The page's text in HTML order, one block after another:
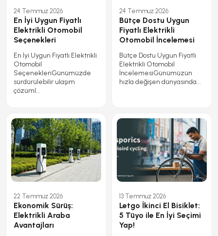
24 Temmuz 2026
En İyi Uygun Fiyatlı
Elektrikli Otomobil
Seçenekleri
En İyi Uygun Fiyatlı Elektrikli
Otomobil
SeçenekleriGünümüzde
sürdürülebilir ulaşım
çözüml...
24 Temmuz 2026
Bütçe Dostu Uygun
Fiyatlı Elektrikli
Otomobil İncelemesi
Bütçe Dostu Uygun Fiyatlı
Elektrikli Otomobil
İncelemesiGünümüzün
hızla değişen dünyasında...
22 Temmuz 2026
Ekonomik Sürüş:
Elektrikli Araba
Avantajları
13 Temmuz 2026
Letgo İkinci El Bisiklet:
5 Tüyo ile En İyi Seçimi
Yap!